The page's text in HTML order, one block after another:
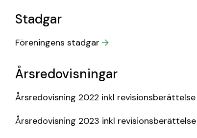
Stadgar
Föreningens stadgar
Årsredovisningar
Årsredovisning 2022 inkl revisionsberättelse
Årsredovisning 2023 inkl revisionsberättelse